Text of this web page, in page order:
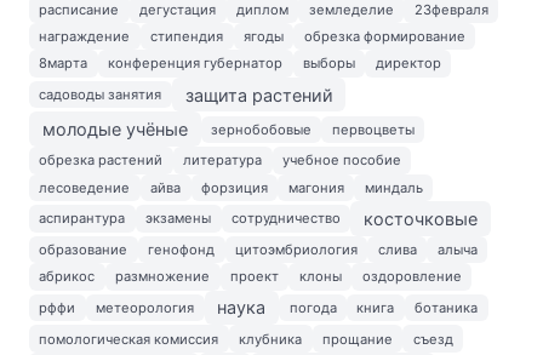
расписание
дегустация диплом земледелие
23февраля
награждение
стипендия ягоды
обрезка формирование
8марта
конференция губернатор выборы
директор
садоводы занятия
защита растений
молодые учёные
зернобобовые
первоцветы
обрезка растений
литература
учебное пособие
лесоведение
айва форзиция магония
миндаль
аспирантура
экзамены сотрудничество косточковые
образование генофонд цитоэмбриология слива
алыча
абрикос
размножение проект клоны
оздоровление
рффи
метеорология наука погода книга
ботаника
помологическая комиссия
клубника прощание
съезд